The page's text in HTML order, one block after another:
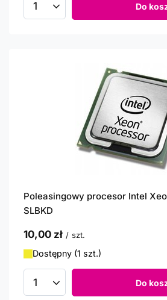
Ilość produktów Do
Poleasingowy procesor Intel
SLBKD
10,00 zł / szt.
Dostępny (1 szt.)
Ilość produktów Do